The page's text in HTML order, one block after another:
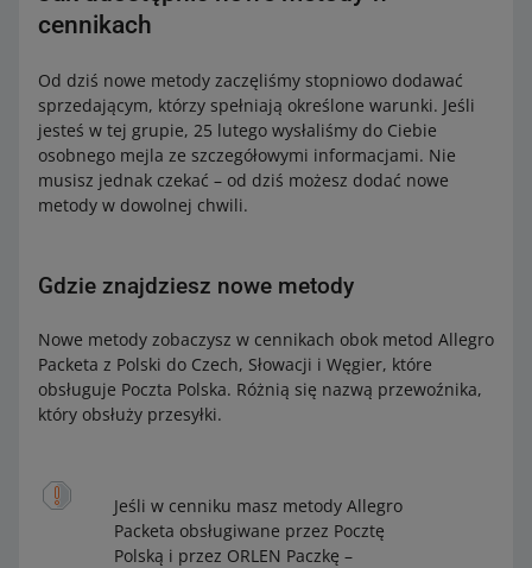
cennikach
Od dziś nowe metody zaczęliśmy stopniowo dodawać
sprzedającym, którzy spełniają określone warunki. Jeśli
jesteś w tej grupie, 25 lutego wysłaliśmy do Ciebie
osobnego mejla ze szczegółowymi informacjami. Nie
musisz jednak czekać – od dziś możesz dodać nowe
metody w dowolnej chwili.
Gdzie znajdziesz nowe metody
Nowe metody zobaczysz w cennikach obok metod Allegro
Packeta z Polski do Czech, Słowacji i Węgier, które
obsługuje Poczta Polska. Różnią się nazwą przewoźnika,
który obsłuży przesyłki.
Jeśli w cenniku masz metody Allegro
Packeta obsługiwane przez Pocztę
Polską i przez ORLEN Paczkę –